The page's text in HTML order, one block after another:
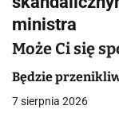
a
c
j
ministra
Może Ci się
Będzie
7 sierpnia 2026